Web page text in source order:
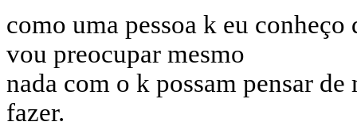
como uma pessoa k eu
vou preocupar mesmo
nada com o k possam pensar
fazer.